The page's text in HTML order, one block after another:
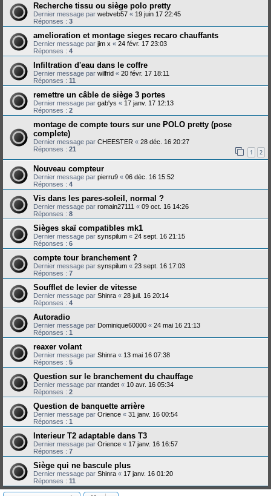
Recherche tissu ou siège polo pretty
Dernier message par webveb57 « 19 juin 17 22:45
Réponses : 3
amelioration et montage sieges recaro chauffants
Dernier message par jim x « 24 févr. 17 23:03
Réponses : 4
Infiltration d'eau dans le coffre
Dernier message par wilfrid « 20 févr. 17 18:11
Réponses : 11
remettre un câble de siège 3 portes
Dernier message par gab'ys « 17 janv. 17 12:13
Réponses : 2
montage de compte tours sur une POLO pretty (pose
complete)
Dernier message par CHEESTER « 28 déc. 16 20:27
Réponses : 21 1 2
Nouveau compteur
Dernier message par pierru9 « 06 déc. 16 15:52
Réponses : 4
Vis dans les pares-soleil, normal ?
Dernier message par romain27111 « 09 oct. 16 14:26
Réponses : 8
Sièges skaï compatibles mk1
Dernier message par synspilum « 24 sept. 16 21:15
Réponses : 6
compte tour branchement ?
Dernier message par synspilum « 23 sept. 16 17:03
Réponses : 7
Soufflet de levier de vitesse
Dernier message par Shinra « 28 juil. 16 20:14
Réponses : 4
Autoradio
Dernier message par Dominique60000 « 24 mai 16 21:13
Réponses : 1
reaxer volant
Dernier message par Shinra « 13 mai 16 07:38
Réponses : 5
Question sur le branchement du chauffage
Dernier message par ntandet « 10 avr. 16 05:34
Réponses : 2
Question de banquette arrière
Dernier message par Orience « 31 janv. 16 00:54
Réponses : 1
Interieur T2 adaptable dans T3
Dernier message par Orience « 17 janv. 16 16:57
Réponses : 7
Siège qui ne bascule plus
Dernier message par Shinra « 17 janv. 16 01:20
Réponses : 11